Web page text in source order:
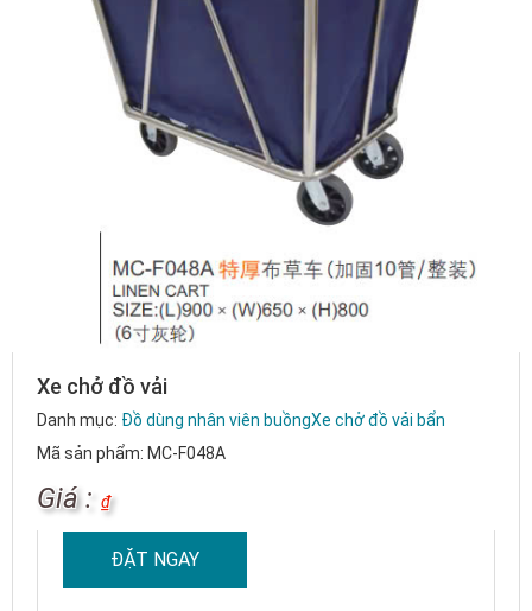
Xe chở đồ vải
Danh mục: Đồ dùng nhân viên buồngXe chở đồ vải bẩn
Mã sản phẩm: MC-F048A
Giá : ₫
ĐẶT NGAY